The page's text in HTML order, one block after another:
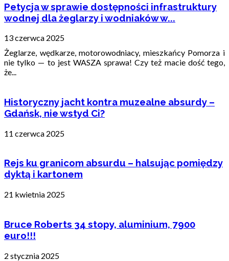
Petycja w sprawie dostępności infrastruktury
wodnej dla żeglarzy i wodniaków w...
13 czerwca 2025
Żeglarze, wędkarze, motorowodniacy, mieszkańcy Pomorza i
nie tylko — to jest WASZA sprawa! Czy też macie dość tego,
że...
Historyczny jacht kontra muzealne absurdy –
Gdańsk, nie wstyd Ci?
11 czerwca 2025
Rejs ku granicom absurdu – halsując pomiędzy
dyktą i kartonem
21 kwietnia 2025
Bruce Roberts 34 stopy, aluminium, 7900
euro!!!
2 stycznia 2025